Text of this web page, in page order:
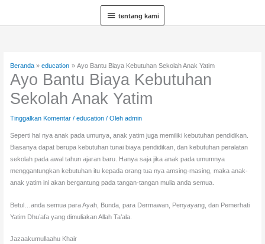
tentang
kami
tentang kami
Beranda education Ayo Bantu Biaya Kebutuhan Sekolah Anak Yatim
Ayo Bantu Biaya Kebutuhan
Sekolah Anak Yatim
Tinggalkan Komentar / education/ Oleh admin
Seperti hal nya anak pada umunya, anak yatim juga memiliki kebutuhan pendidikan.
Biasanya dapat berupa kebutuhan tunai biaya pendidikan, dan kebutuhan peralatan
sekolah pada awal tahun ajaran baru. Hanya saja jika anak pada umumnya
menggantungkan kebutuhan itu kepada orang tua nya amsing-masing, maka anak-
anak yatim ini akan bergantung pada tangan-tangan mulia anda semua.
Betul…anda semua para Ayah, Bunda, para Dermawan, Penyayang, dan Pemerhati
Yatim Dhu’afa yang dimuliakan Allah Ta’ala.
Jazaakumullaahu Khair